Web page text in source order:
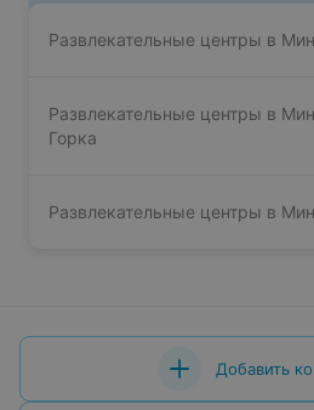
Развлекательные центры в
Развлекательные центры в
Горка
Развлекательные центры в
Добавить